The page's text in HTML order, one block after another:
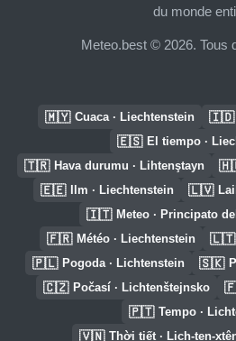
du monde
Meteo.best © 2026. Tous
🇲🇾 Cuaca · Liechtenstein 🇮🇩
🇪🇸 El tiempo ·
🇹🇷 Hava durumu · Lihtenştayn
🇪🇪 Ilm · Liechtenstein 🇱🇻
🇮🇹 Meteo · Principato
🇫🇷 Météo · Liechtenstein 🇱🇹
🇵🇱 Pogoda · Lichtenstein 🇸🇰
🇨🇿 Počasí · Lichtenštejnsko
🇵🇹 Tempo ·
🇻🇳 Thời tiết · Lich-ten-